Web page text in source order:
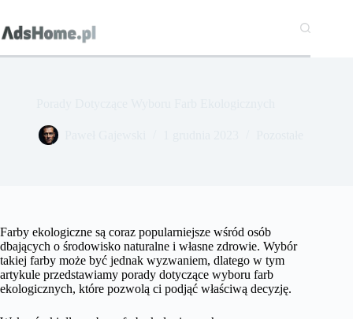
treści
Farby ekologiczne są coraz popularniejsze wśród osób
dbających o środowisko naturalne i własne zdrowie. Wybór
takiej farby może być jednak wyzwaniem, dlatego w tym
artykule przedstawiamy porady dotyczące wyboru farb
ekologicznych, które pozwolą ci podjąć właściwą decyzję.